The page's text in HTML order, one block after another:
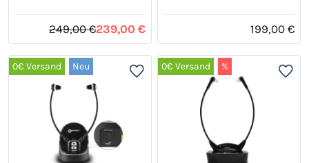
249,00 €239,00 € 199,00 €
0€ Versand Neu 0€ Versand %